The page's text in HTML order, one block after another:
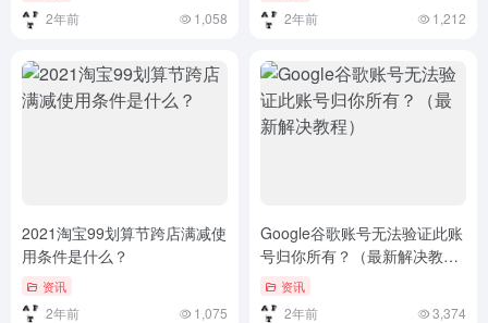
2年前 1,058
个牌子好用？2024年最值得入
手的三款手机解析
2年前 1,212
2021淘宝99划算节跨店满减使
用条件是什么？
资讯
2年前 1,075
Google谷歌账号无法验证此账
号归你所有？（最新解决教
程）资讯
2年前 3,374